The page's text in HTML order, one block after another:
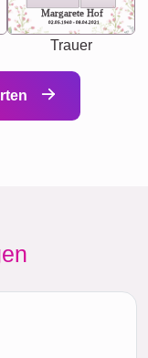
Margarete Hof
02.05.1940 - 08.04.2021
Trauer